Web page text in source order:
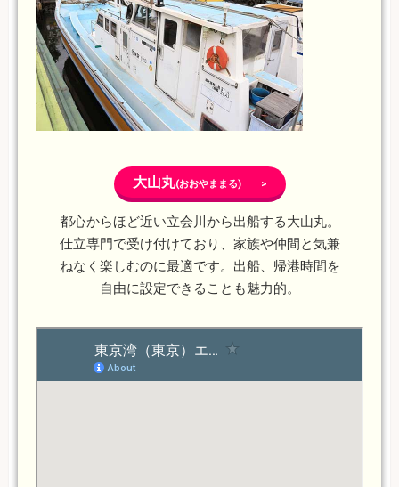
大山丸(おおやままる) >
都心からほど近い立会川から出船する大山丸。
仕立専門で受け付けており、家族や仲間と気兼
ねなく楽しむのに最適です。出船、帰港時間を
自由に設定できることも魅力的。